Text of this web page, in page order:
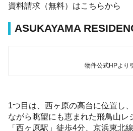
資料請求（無料）はこちらから
ASUKAYAMA
物件公式HPより
1つ目は、西ヶ原の高台に位置し
ながら眺望にも恵まれた飛鳥山レ
「西ヶ原駅」徒歩4分、京浜東北